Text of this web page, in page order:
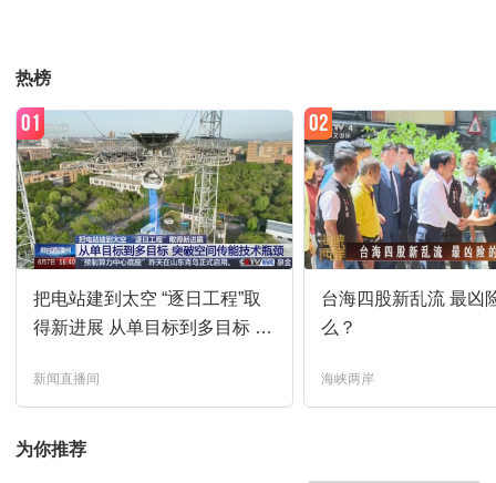
热榜
把电站建到太空 “逐日工程”取
得新进展 从单目标到多目标 突
新闻直播间
01
台海四股新乱流 最凶
么？
海峡两岸
02
为你推荐